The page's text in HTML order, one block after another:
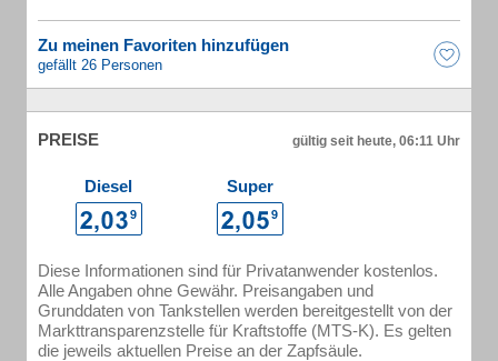
Zu meinen Favoriten hinzufügen
gefällt 26 Personen
PREISE gültig seit heute, 06:11 Uhr
Diesel Super
Diese Informationen sind für Privatanwender kostenlos.
Alle Angaben ohne Gewähr. Preisangaben und
Grunddaten von Tankstellen werden bereitgestellt von der
Markttransparenzstelle für Kraftstoffe (MTS-K). Es gelten
die jeweils aktuellen Preise an der Zapfsäule.